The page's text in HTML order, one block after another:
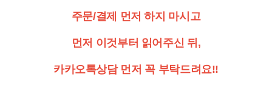
주문/결제 먼저 하지 마시고
먼저 이것부터 읽어주신 뒤,
카카오톡상담 먼저 꼭 부탁드려요!!